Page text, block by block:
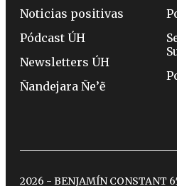
Noticias positivas
Pódcast ÚH
Newsletters ÚH
Ñandejara Ñe’ẽ
2026 - BENJAMÍN CONSTANT